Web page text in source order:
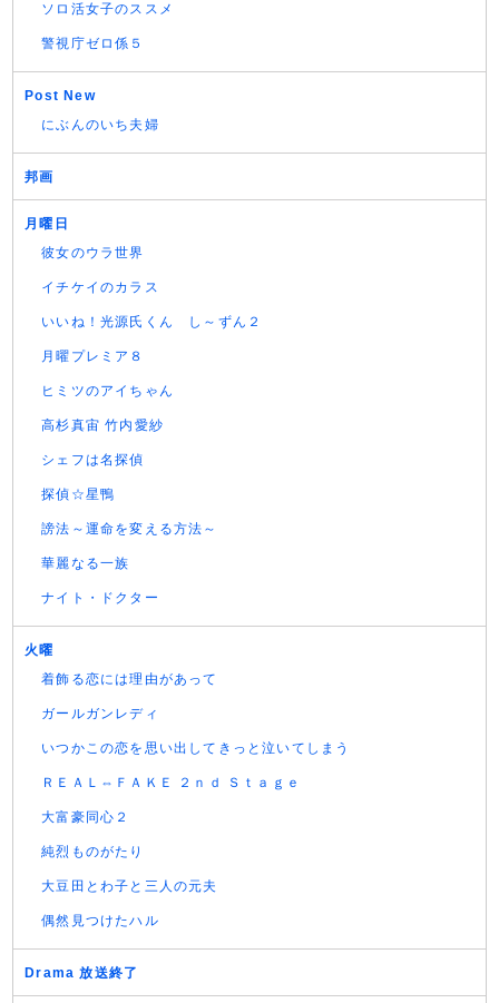
ソロ活女子のススメ
警視庁ゼロ係５
Post New
にぶんのいち夫婦
邦画
月曜日
彼女のウラ世界
イチケイのカラス
いいね！光源氏くん し～ずん２
月曜プレミア８
ヒミツのアイちゃん
高杉真宙 竹内愛紗
シェフは名探偵
探偵☆星鴨
謗法～運命を変える方法～
華麗なる一族
ナイト・ドクター
火曜
着飾る恋には理由があって
ガールガンレディ
いつかこの恋を思い出してきっと泣いてしまう
ＲＥＡＬ⇔ＦＡＫＥ ２ｎｄ Ｓｔａｇｅ
大富豪同心２
純烈ものがたり
大豆田とわ子と三人の元夫
偶然見つけたハル
Drama 放送終了